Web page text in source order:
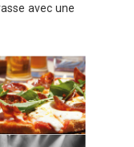
avec une